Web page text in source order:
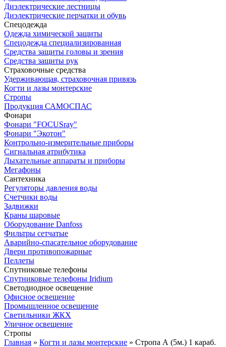
Диэлектрические лестницы
Диэлектрические перчатки и обувь
Спецодежда
Одежда химической защиты
Спецодежда специализированная
Средства защиты головы и зрения
Средства защиты рук
Страховочные средства
Удерживающая, страховочная привязь
Когти и лазы монтерские
Стропы
Продукция САМОСПАС
Фонари
Фонари "FOCUSray"
Фонари "Экотон"
Контрольно-измерительные приборы
Сигнальная атрибутика
Дыхательные аппараты и приборы
Мегафоны
Сантехника
Регуляторы давления воды
Счетчики воды
Задвижки
Краны шаровые
Оборудование Danfoss
Фильтры сетчатые
Аварийно-спасательное оборудование
Двери противопожарные
Пеллеты
Спутниковые телефоны
Спутниковые телефоны Iridium
Светодиодное освещение
Офисное освещение
Промышленное освещение
Светильники ЖКХ
Уличное освещение
Стропы
Главная » Когти и лазы монтерские » Стропа А (5м.) 1 караб.